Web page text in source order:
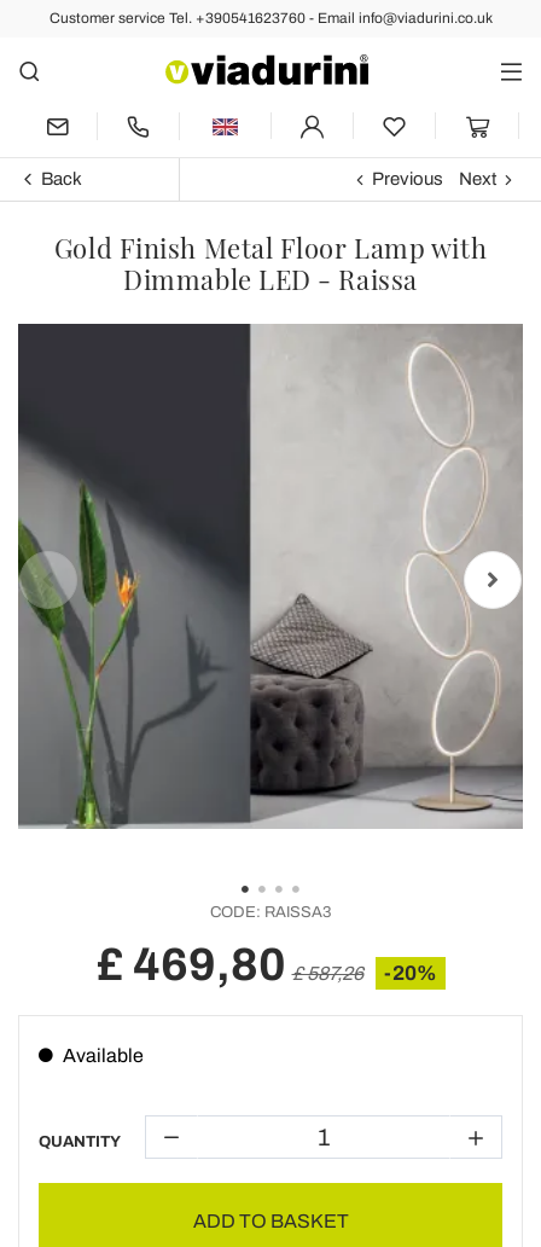
Customer service Tel. +390541623760 - Email info@viadurini.co.uk
Back Previous Next
Gold Finish Metal Floor Lamp with
Dimmable LED - Raissa
CODE: RAISSA3
£ 469,80 £ 587,26 -20%
Available
QUANTITY
ADD TO BASKET